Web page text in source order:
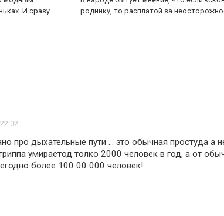
И сразу
родинку, то расплатой за
про дыхательные пути … это обычная простуда а
умираетод толко 2000 человек в год, а от
более 100 00 000 человек!